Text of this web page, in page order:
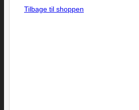
Tilbage til shoppen